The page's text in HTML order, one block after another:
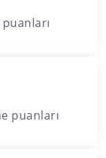
puanları